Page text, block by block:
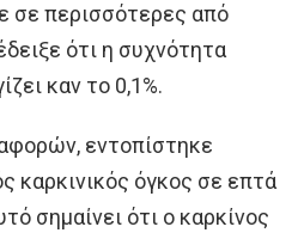
σε περισσότερες από
ότι η συχνότητα
καν το 0,1%.
εντοπίστηκε
καρκινικός όγκος σε επτά
σημαίνει ότι ο καρκίνος